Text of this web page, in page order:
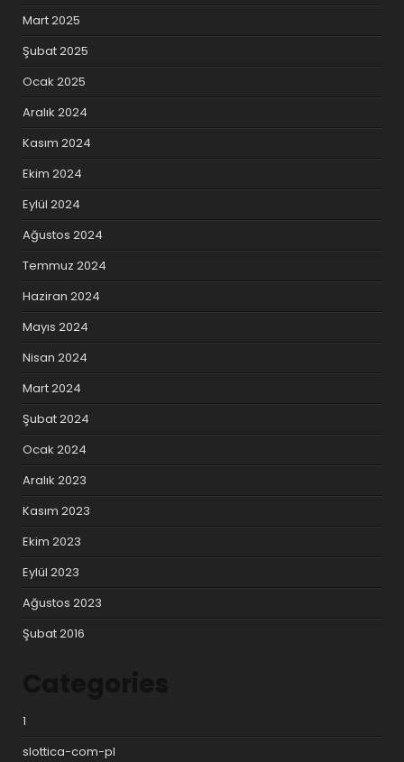
Mart 2025
Şubat 2025
Ocak 2025
Aralık 2024
Kasım 2024
Ekim 2024
Eylül 2024
Ağustos 2024
Temmuz 2024
Haziran 2024
Mayıs 2024
Nisan 2024
Mart 2024
Şubat 2024
Ocak 2024
Aralık 2023
Kasım 2023
Ekim 2023
Eylül 2023
Ağustos 2023
Şubat 2016
1
slottica-com-pl